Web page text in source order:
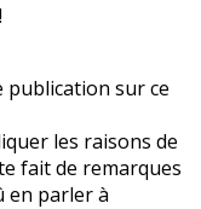
publication sur ce
les raisons de
fait de remarques
en parler à